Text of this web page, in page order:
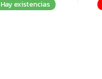
Hay existencias